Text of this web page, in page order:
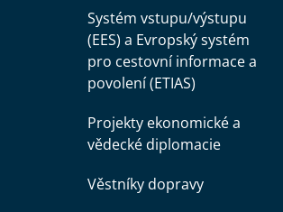
Systém vstupu/výstupu
(EES) a Evropský systém
pro cestovní informace a
povolení (ETIAS)
Projekty ekonomické a
vědecké diplomacie
Věstníky dopravy